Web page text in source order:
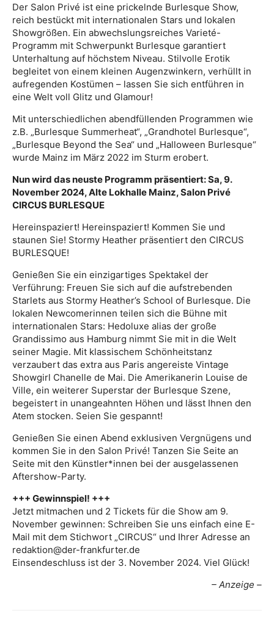
Der Salon Privé ist eine prickelnde Burlesque Show,
reich bestückt mit internationalen Stars und lokalen
Showgrößen. Ein abwechslungsreiches Varieté-
Programm mit Schwerpunkt Burlesque garantiert
Unterhaltung auf höchstem Niveau. Stilvolle Erotik
begleitet von einem kleinen Augenzwinkern, verhüllt in
aufregenden Kostümen – lassen Sie sich entführen in
eine Welt voll Glitz und Glamour!
Mit unterschiedlichen abendfüllenden Programmen wie
z.B. „Burlesque Summerheat“, „Grandhotel Burlesque“,
„Burlesque Beyond the Sea“ und „Halloween Burlesque“
wurde Mainz im März 2022 im Sturm erobert.
Nun wird das neuste Programm präsentiert: Sa, 9.
November 2024, Alte Lokhalle Mainz, Salon Privé
CIRCUS BURLESQUE
Hereinspaziert! Hereinspaziert! Kommen Sie und
staunen Sie! Stormy Heather präsentiert den CIRCUS
BURLESQUE!
Genießen Sie ein einzigartiges Spektakel der
Verführung: Freuen Sie sich auf die aufstrebenden
Starlets aus Stormy Heather’s School of Burlesque. Die
lokalen Newcomerinnen teilen sich die Bühne mit
internationalen Stars: Hedoluxe alias der große
Grandissimo aus Hamburg nimmt Sie mit in die Welt
seiner Magie. Mit klassischem Schönheitstanz
verzaubert das extra aus Paris angereiste Vintage
Showgirl Chanelle de Mai. Die Amerikanerin Louise de
Ville, ein weiterer Superstar der Burlesque Szene,
begeistert in unangeahnten Höhen und lässt Ihnen den
Atem stocken. Seien Sie gespannt!
Genießen Sie einen Abend exklusiven Vergnügens und
kommen Sie in den Salon Privé! Tanzen Sie Seite an
Seite mit den Künstler*innen bei der ausgelassenen
Aftershow-Party.
+++ Gewinnspiel! +++
Jetzt mitmachen und 2 Tickets für die Show am 9.
November gewinnen: Schreiben Sie uns einfach eine E-
Mail mit dem Stichwort „CIRCUS“ und Ihrer Adresse an
redaktion@der-frankfurter.de
Einsendeschluss ist der 3. November 2024. Viel Glück!
– Anzeige –